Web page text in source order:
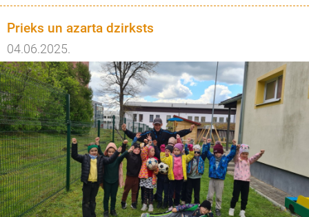
Prieks un azarta dzirksts
04.06.2025.